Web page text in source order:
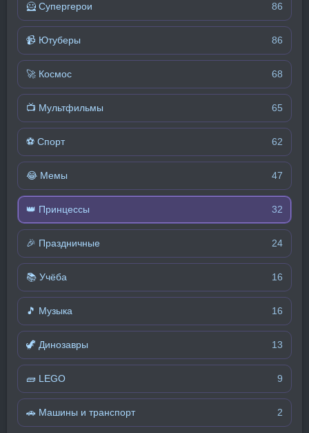
🦸 Супергерои 86
📹 Ютуберы 86
🚀 Космос 68
📺 Мультфильмы 65
⚽ Спорт 62
😂 Мемы 47
👑 Принцессы 32
🎉 Праздничные 24
📚 Учёба 16
🎵 Музыка 16
🦖 Динозавры 13
🧱 LEGO 9
🚗 Машины и транспорт 2